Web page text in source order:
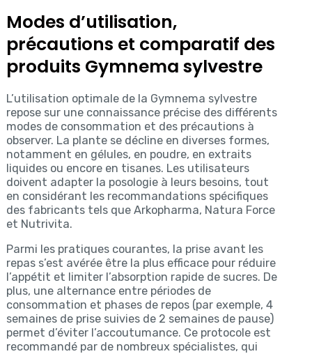
Modes d’utilisation,
précautions et comparatif des
produits Gymnema sylvestre
L’utilisation optimale de la Gymnema sylvestre
repose sur une connaissance précise des différents
modes de consommation et des précautions à
observer. La plante se décline en diverses formes,
notamment en gélules, en poudre, en extraits
liquides ou encore en tisanes. Les utilisateurs
doivent adapter la posologie à leurs besoins, tout
en considérant les recommandations spécifiques
des fabricants tels que Arkopharma, Natura Force
et Nutrivita.
Parmi les pratiques courantes, la prise avant les
repas s’est avérée être la plus efficace pour réduire
l’appétit et limiter l’absorption rapide de sucres. De
plus, une alternance entre périodes de
consommation et phases de repos (par exemple, 4
semaines de prise suivies de 2 semaines de pause)
permet d’éviter l’accoutumance. Ce protocole est
recommandé par de nombreux spécialistes, qui